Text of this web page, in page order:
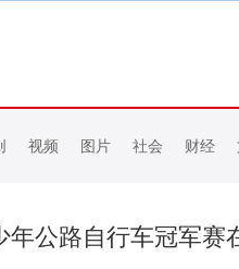
视频 图片 社会 财经
年公路自行车冠军赛